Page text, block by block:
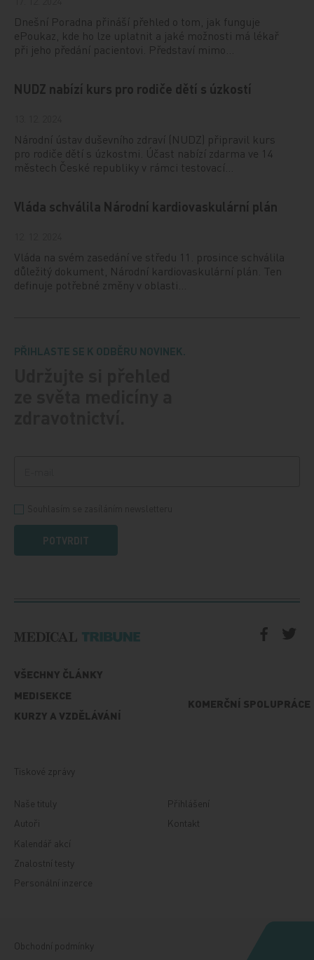
Dnešní Poradna přináší přehled o tom, jak funguje
ePoukaz, kde ho lze uplatnit a jaké možnosti má lékař
při jeho předání pacientovi. Představí mimo…
NUDZ nabízí kurs pro rodiče dětí s úzkostí
Národní ústav duševního zdraví (NUDZ) připravil kurs
pro rodiče dětí s úzkostmi. Účast nabízí zdarma ve 14
městech České republiky v rámci testovací…
Vláda schválila Národní kardiovaskulární plán
Vláda na svém zasedání ve středu 11. prosince schválila
důležitý dokument, Národní kardiovaskulární plán. Ten
definuje potřebné změny v oblasti…
PŘIHLASTE SE K ODBĚRU NOVINEK.
POTVRDIT
VŠECHNY ČLÁNKY
MEDISEKCE
KURZY A VZDĚLÁVÁNÍ
KOMERČNÍ SPOLUPRÁCE
Tiskové zprávy
Naše tituly
Autoři
Kalendář akcí
Znalostní testy
Personální inzerce
Přihlášení
Kontakt
Obchodní podmínky